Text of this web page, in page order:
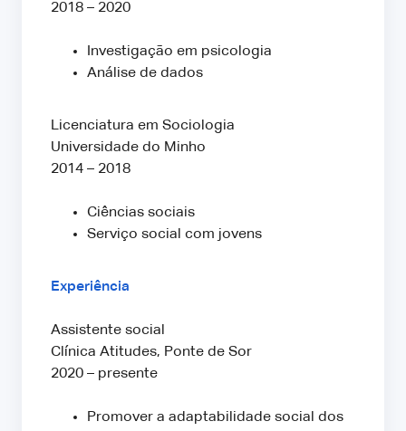
2018 – 2020
Investigação em psicologia
Análise de dados
Licenciatura em Sociologia
Universidade do Minho
2014 – 2018
Ciências sociais
Serviço social com jovens
Experiência
Assistente social
Clínica Atitudes, Ponte de Sor
2020 – presente
Promover a adaptabilidade social dos